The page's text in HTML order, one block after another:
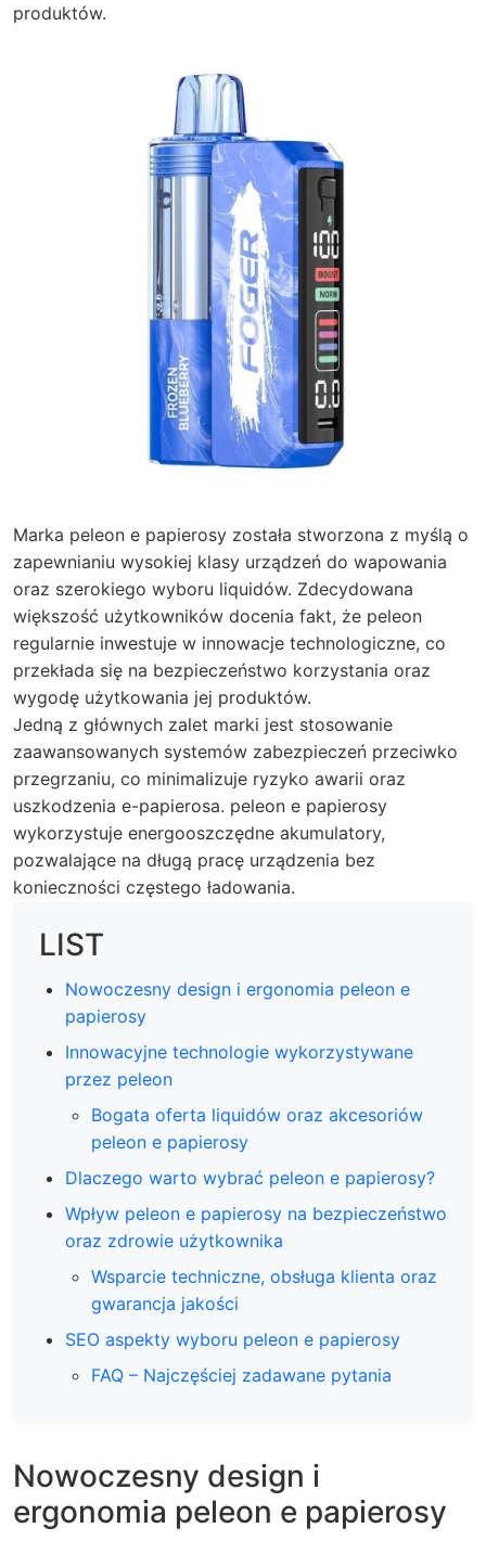
produktów.
Marka peleon e papierosy została stworzona z myślą o
zapewnianiu wysokiej klasy urządzeń do wapowania
oraz szerokiego wyboru liquidów. Zdecydowana
większość użytkowników docenia fakt, że peleon
regularnie inwestuje w innowacje technologiczne, co
przekłada się na bezpieczeństwo korzystania oraz
wygodę użytkowania jej produktów.
Jedną z głównych zalet marki jest stosowanie
zaawansowanych systemów zabezpieczeń przeciwko
przegrzaniu, co minimalizuje ryzyko awarii oraz
uszkodzenia e-papierosa. peleon e papierosy
wykorzystuje energooszczędne akumulatory,
pozwalające na długą pracę urządzenia bez
konieczności częstego ładowania.
LIST
Nowoczesny design i ergonomia peleon e
papierosy
Innowacyjne technologie wykorzystywane
przez peleon
Bogata oferta liquidów oraz akcesoriów
peleon e papierosy
Dlaczego warto wybrać peleon e papierosy?
Wpływ peleon e papierosy na bezpieczeństwo
oraz zdrowie użytkownika
Wsparcie techniczne, obsługa klienta oraz
gwarancja jakości
SEO aspekty wyboru peleon e papierosy
FAQ – Najczęściej zadawane pytania
Nowoczesny design i
ergonomia peleon e papierosy